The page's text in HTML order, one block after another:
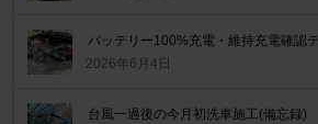
バッテリー100%充電・維持充電確認
2026年6月4日
台風一過後の今月初洗車施工(備忘録)